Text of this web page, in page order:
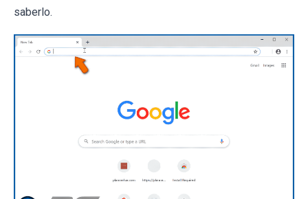
saberlo.